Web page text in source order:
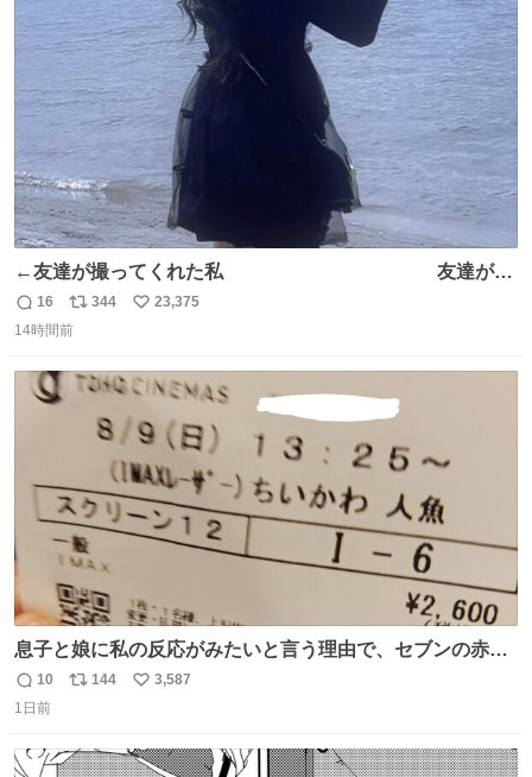
ト
数
数
←友達が撮ってくれた私 友達が描
いてくれた私→
返
信
16
リ
ポ
ト
344
い
数
23,375
14時間前
息子と娘に私の反応がみたいと言う理由で、セブンの赤魚
の煮付けを食べさせられ、ちいかわの映画に連れてこられ
ました 一体どういうことなんやで…
返
信
10
リ
ト
144
い
数
3,587
1日前